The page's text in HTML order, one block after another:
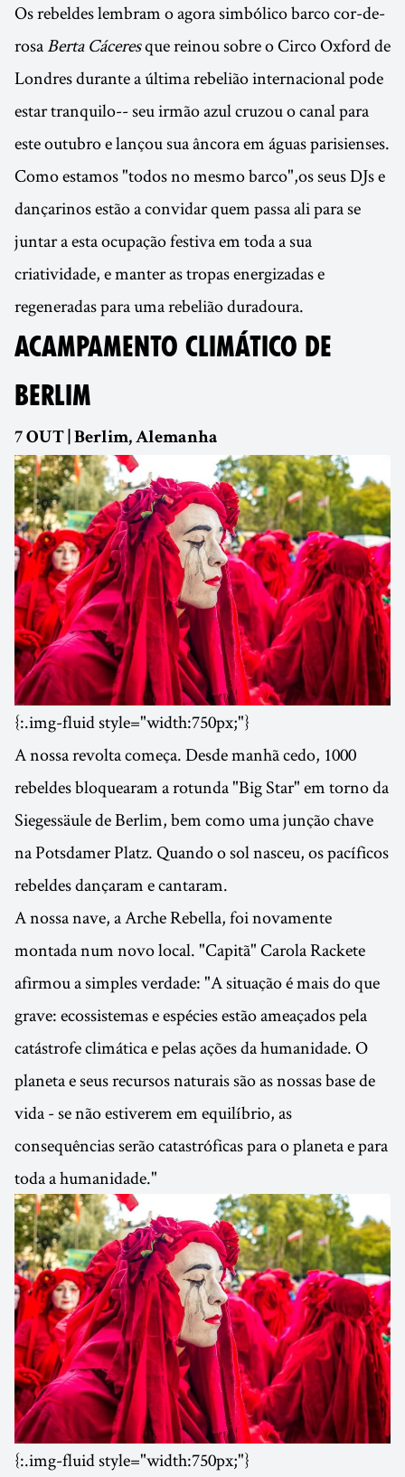
Os rebeldes lembram o agora simbólico barco cor-de-
rosaBerta Cáceresque reinou sobre o Circo Oxford de
Londres durante a última rebelião internacional pode
estar tranquilo-- seu irmão azul cruzou o canal para
este outubro e lançou sua âncora em águas parisienses.
Como estamos "todos no mesmo barco",os seus DJs e
dançarinos estão a convidar quem passa ali para se
juntar a esta ocupação festiva em toda a sua
criatividade, e manter as tropas energizadas e
regeneradas para uma rebelião duradoura.
ACAMPAMENTO CLIMÁTICO DE
BERLIM
7 OUT | Berlim, Alemanha
{:.img-fluid style="width:750px;"}
A nossa revolta começa. Desde manhã cedo, 1000
rebeldes bloquearam a rotunda "Big Star" em torno da
Siegessäule de Berlim, bem como uma junção chave
na Potsdamer Platz. Quando o sol nasceu, os pacíficos
rebeldes dançaram e cantaram.
A nossa nave, a Arche Rebella, foi novamente
montada num novo local. "Capitã" Carola Rackete
afirmou a simples verdade: "A situação é mais do que
grave: ecossistemas e espécies estão ameaçados pela
catástrofe climática e pelas ações da humanidade. O
planeta e seus recursos naturais são as nossas base de
vida - se não estiverem em equilíbrio, as
consequências serão catastróficas para o planeta e para
toda a humanidade."
{:.img-fluid style="width:750px;"}